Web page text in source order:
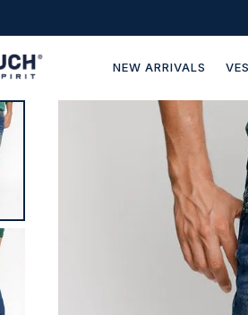
NEW ARRIVALS